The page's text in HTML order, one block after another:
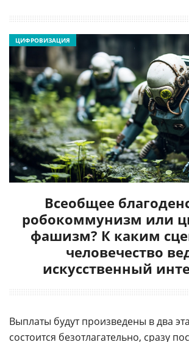
Всеобщее
робокоммунизм или
фашизм? К каким
человечество
искусственный
ЦИФРОВИЗАЦИЯ
Выплаты будут произведены в два
состоится безотлагательно, сразу